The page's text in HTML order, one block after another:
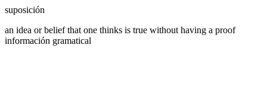
suposición
an idea or belief that one thinks is true without having a proof
información gramatical